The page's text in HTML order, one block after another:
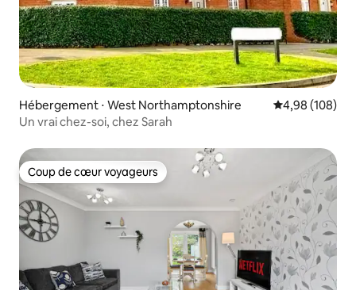
Hébergement ⋅ West Northamptonshire Évaluation
4,98 (108)
Un vrai chez-soi, chez Sarah
Coup de cœur voyageurs
Coup de cœur voyageurs